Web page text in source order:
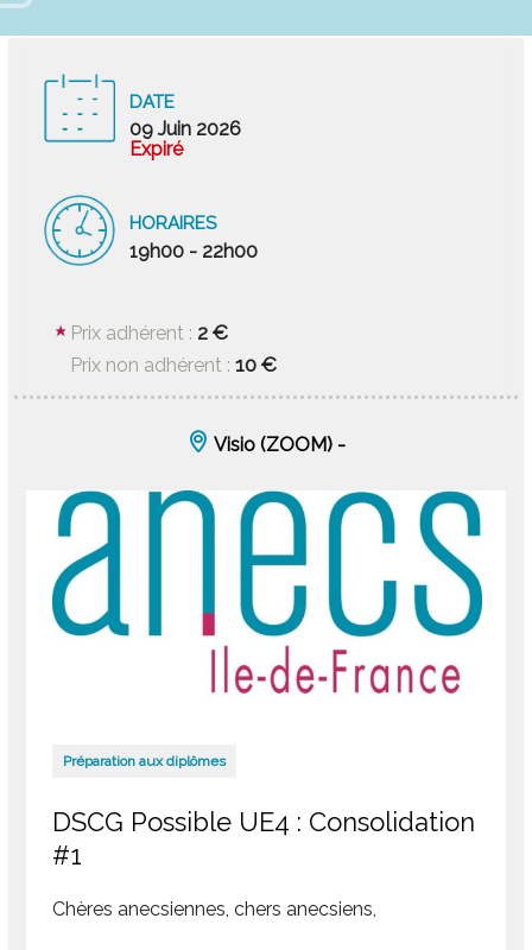
DATE
09 Juin 2026
Expiré
HORAIRES
19h00 - 22h00
Prix adhérent : 2 €
Prix non adhérent :10 €
Visio (ZOOM) -
Préparation aux diplômes
DSCG Possible UE4 : Consolidation
#1
Chères anecsiennes, chers anecsiens,